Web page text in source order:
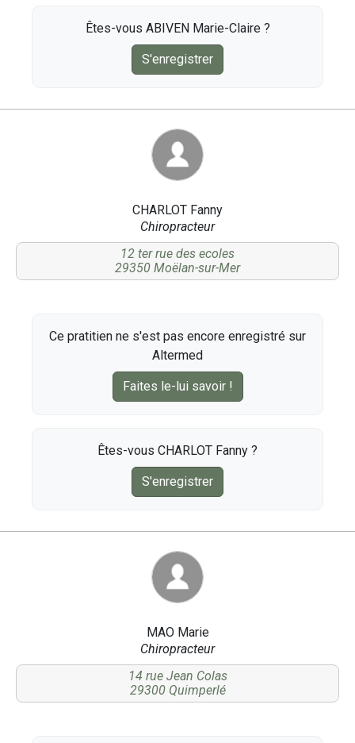
Êtes-vous ABIVEN Marie-Claire ?
S'enregistrer
CHARLOT Fanny
Chiropracteur
12 ter rue des ecoles
29350 Moëlan-sur-Mer
Ce pratitien ne s'est pas encore enregistré sur
Altermed
Faites le-lui savoir !
Êtes-vous CHARLOT Fanny ?
S'enregistrer
MAO Marie
Chiropracteur
14 rue Jean Colas
29300 Quimperlé